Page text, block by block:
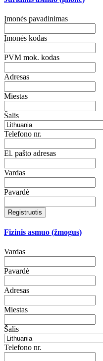
Įmonės pavadinimas
Įmonės kodas
PVM mok. kodas
Adresas
Miestas
Šalis
Telefono nr.
El. pašto adresas
Vardas
Pavardė
Registruotis
Fizinis asmuo (žmogus)
Vardas
Pavardė
Adresas
Miestas
Šalis
Telefono nr.